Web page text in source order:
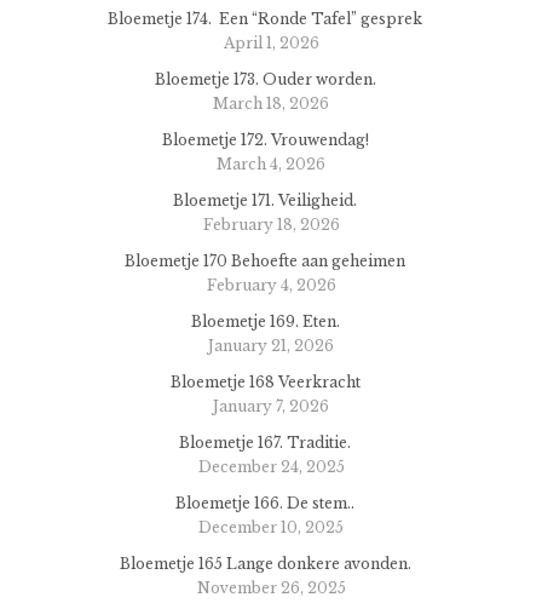
Bloemetje 174. Een “Ronde Tafel” gesprek
April 1, 2026
Bloemetje 173. Ouder worden.
March 18, 2026
Bloemetje 172. Vrouwendag!
March 4, 2026
Bloemetje 171. Veiligheid.
February 18, 2026
Bloemetje 170 Behoefte aan geheimen
February 4, 2026
Bloemetje 169. Eten.
January 21, 2026
Bloemetje 168 Veerkracht
January 7, 2026
Bloemetje 167. Traditie.
December 24, 2025
Bloemetje 166. De stem..
December 10, 2025
Bloemetje 165 Lange donkere avonden.
November 26, 2025